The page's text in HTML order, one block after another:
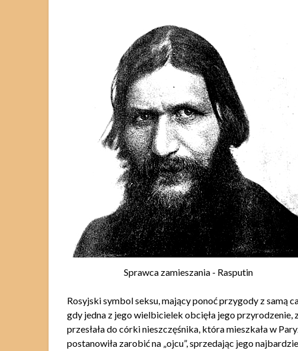
Sprawca zamieszania - Rasputin
Rosyjski symbol seksu, mający ponoć przygody z samą
gdy jedna z jego wielbicielek obcięła jego przyrodzenie,
przesłała do córki nieszczęśnika, która mieszkała w
postanowiła zarobić na „ojcu”, sprzedając jego